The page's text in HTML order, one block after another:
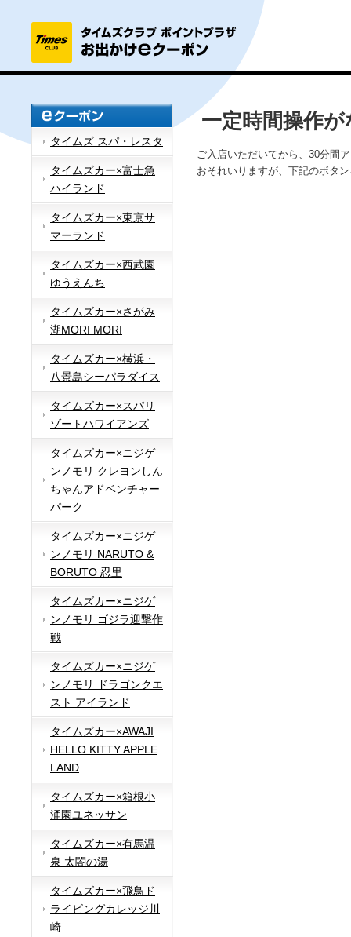
タイムズ スパ・レスタ
タイムズカー×富士急
ハイランド
タイムズカー×東京サ
マーランド
タイムズカー×西武園
ゆうえんち
タイムズカー×さがみ
湖MORI MORI
タイムズカー×横浜・
八景島シーパラダイス
タイムズカー×スパリ
ゾートハワイアンズ
タイムズカー×ニジゲ
ンノモリ クレヨンしん
ちゃんアドベンチャー
パーク
タイムズカー×ニジゲ
ンノモリ NARUTO &
BORUTO 忍里
タイムズカー×ニジゲ
ンノモリ ゴジラ迎撃作
戦
タイムズカー×ニジゲ
ンノモリ ドラゴンクエ
スト アイランド
タイムズカー×AWAJI
HELLO KITTY APPLE
LAND
タイムズカー×箱根小
涌園ユネッサン
タイムズカー×有馬温
泉 太閤の湯
タイムズカー×飛鳥ド
ライビングカレッジ川
崎
一定時間操作
ご入店いただいてから、30分間
おそれいりますが、下記のボタ